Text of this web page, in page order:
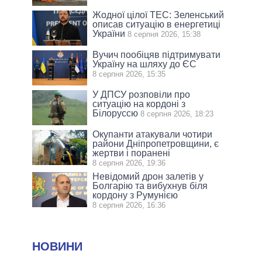
Жодної цілої ТЕС: Зеленський
описав ситуацію в енергетиці
України 8 серпня 2026, 15:38
Вучич пообіцяв підтримувати
Україну на шляху до ЄС
8 серпня 2026, 15:35
У ДПСУ розповіли про
ситуацію на кордоні з
Білоруссю 8 серпня 2026, 18:23
Окупанти атакували чотири
райони Дніпропетровщини, є
жертви і поранені
8 серпня 2026, 19:36
Невідомий дрон залетів у
Болгарію та вибухнув біля
кордону з Румунією
8 серпня 2026, 16:36
НОВИНИ